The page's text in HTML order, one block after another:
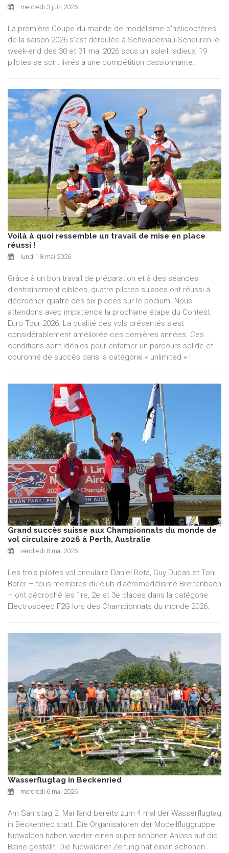
mercredi 3 juin 2026
La première Coupe du monde de modélisme d'hélicoptères
de la saison 2026 s'est déroulée à Schwadernau-Scheuren le
week-end des 30 et 31 mai 2026 sous un soleil radieux, 19
pilotes se sont livrés à une compétition passionnante.
Voilà à quoi ressemble un travail de mise en place
réussi !
lundi 18 mai 2026
Grâce à un bon travail de préparation et à des séances
d'entraînement ciblées, quatre pilotes suisses ont réussi à
décrocher quatre des six places sur le podium. Nous
attendons avec impatience la prochaine étape du Contest
Euro Tour 2026. La qualité des vols présentés s'est
considérablement améliorée ces dernières années. Ces
conditions sont idéales pour entamer un parcours solide et
couronné de succès dans la catégorie « unlimited » !
Grand succès suisse aux Championnats du monde de
vol circulaire 2026 à Perth, Australie
vendredi 8 mai 2026
Les trois pilotes vol circulaire Daniel Rota, Guy Ducas et Toni
Borer – tous membres du club d’aéromodélisme Breitenbach
– ont décroché les 1re, 2e et 3e places dans la catégorie
Electrospeed F2G lors des Championnats du monde 2026.
Wasserflugtag in Beckenried
mercredi 6 mai 2026
Am Samstag 2. Mai fand bereits zum 4 mal der Wasserflugtag
in Beckenried statt. Die Organisatoren der Modellfluggruppe
Nidwalden haben wieder einen super schönen Anlass auf die
Beine gestellt. Die Nidwaldner Zeitung hat einen schönen